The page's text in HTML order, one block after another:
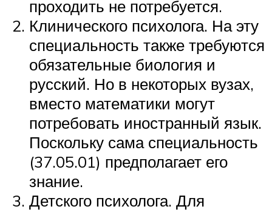
проходить не потребуется.
Клинического психолога. На эту
специальность также требуются
обязательные биология и
русский. Но в некоторых вузах,
вместо математики могут
потребовать иностранный язык.
Поскольку сама специальность
(37.05.01) предполагает его
знание.
Детского психолога. Для